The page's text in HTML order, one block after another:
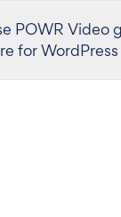
POWR Video
for WordPress